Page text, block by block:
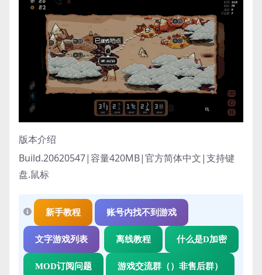
版本介绍
Build.20620547|容量420MB|官方简体中文|支持键
盘.鼠标
新手教程 账号内找不到游戏
文字游戏列表 离线教程 什么是D加密
MOD订阅问题 游戏交流群（）非售后群）